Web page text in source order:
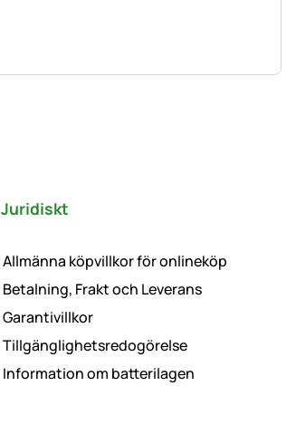
Juridiskt
Allmänna köpvillkor för onlineköp
Betalning, Frakt och Leverans
Garantivillkor
Tillgänglighetsredogörelse
Information om batterilagen